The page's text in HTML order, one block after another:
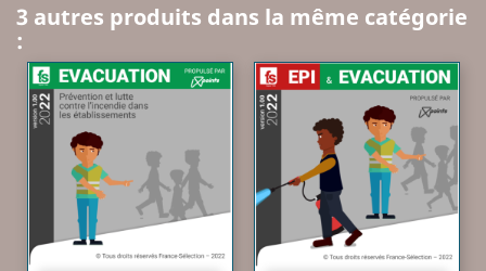
3 autres produits dans la même catégorie
: